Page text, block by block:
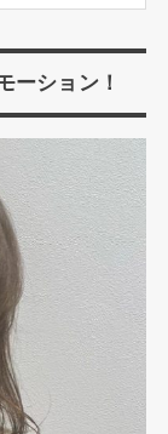
ーション！